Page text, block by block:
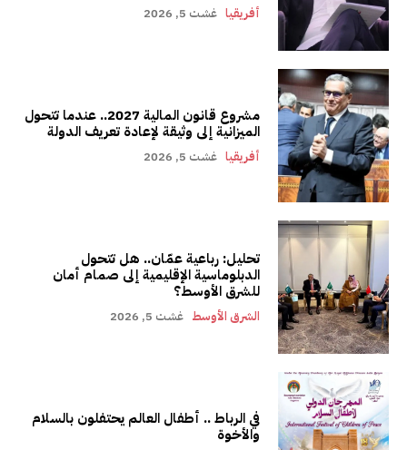
أفريقيا غشت 5, 2026
مشروع قانون المالية 2027.. عندما تتحول
الميزانية إلى وثيقة لإعادة تعريف الدولة
أفريقيا غشت 5, 2026
تحليل: رباعية عمّان.. هل تتحول
الدبلوماسية الإقليمية إلى صمام أمان
للشرق الأوسط؟
الشرق الأوسط غشت 5, 2026
في الرباط .. أطفال العالم يحتفلون بالسلام
والأخوة